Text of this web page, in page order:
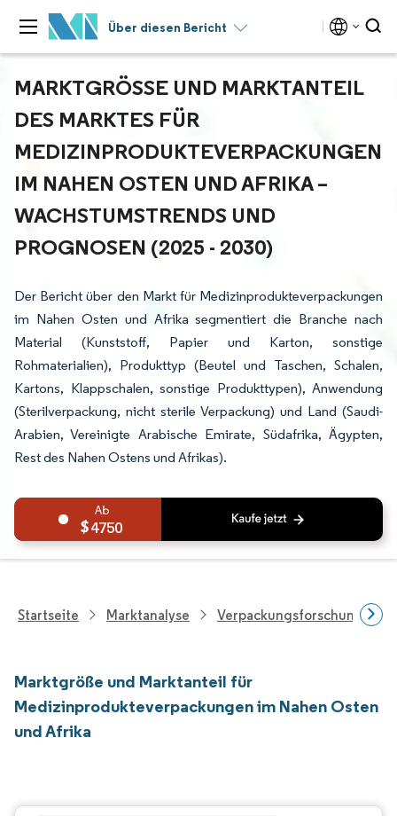
Über diesen Bericht
MARKTGRÖSSE UND MARKTANTEIL D
ES MARKTES FÜR M
EDIZINPRODUKTEVERPACKUNGEN I
M NAHEN OSTEN UND AFRIKA – W
ACHSTUMSTRENDS UND P
ROGNOSEN (2025 - 2030)
Der Bericht über den Markt für Medizinprodukteverpackungen
im Nahen Osten und Afrika segmentiert die Branche nach
Material (Kunststoff, Papier und Karton, sonstige
Rohmaterialien), Produkttyp (Beutel und Taschen, Schalen,
Kartons, Klappschalen, sonstige Produkttypen), Anwendung
(Sterilverpackung, nicht sterile Verpackung) und Land (Saudi-
Arabien, Vereinigte Arabische Emirate, Südafrika, Ägypten,
Rest des Nahen Ostens und Afrikas).
4750
Startseite Marktanalyse Verpackungsforschung
Marktgröße und Marktanteil für
Medizinprodukteverpackungen im Nahen Osten
und Afrika